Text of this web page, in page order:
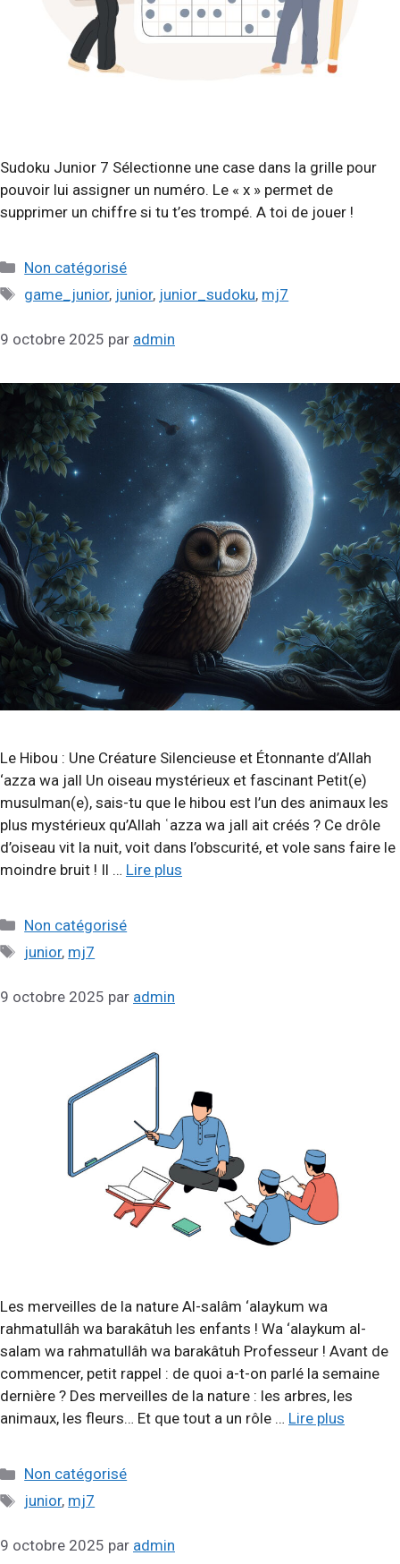
Sudoku Junior 7 Sélectionne une case dans la grille pour
pouvoir lui assigner un numéro. Le « x » permet de
supprimer un chiffre si tu t’es trompé. A toi de jouer !
Catégories
Non catégorisé
Étiquettes
game_junior, junior, junior_sudoku, mj7
9 octobre 2025 par admin
Le Hibou : Une Créature Silencieuse et Étonnante d’Allah
‘azza wa jall Un oiseau mystérieux et fascinant Petit(e)
musulman(e), sais-tu que le hibou est l’un des animaux les
plus mystérieux qu’Allah ʿazza wa jall ait créés ? Ce drôle
d’oiseau vit la nuit, voit dans l’obscurité, et vole sans faire le
moindre bruit ! Il … Lire plus
Catégories
Non catégorisé
Étiquettes
junior, mj7
9 octobre 2025 par admin
Les merveilles de la nature Al-salâm ‘alaykum wa
rahmatullâh wa barakâtuh les enfants ! Wa ‘alaykum al-
salam wa rahmatullâh wa barakâtuh Professeur ! Avant de
commencer, petit rappel : de quoi a-t-on parlé la semaine
dernière ? Des merveilles de la nature : les arbres, les
animaux, les fleurs… Et que tout a un rôle … Lire plus
Catégories
Non catégorisé
Étiquettes
junior, mj7
9 octobre 2025 par admin